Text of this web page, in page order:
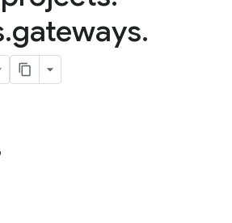
.gateways.